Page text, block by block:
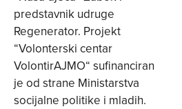
predstavnik udruge
Regenerator. Projekt
“Volonterski centar
VolontirAJMO“ sufinanciran
je od strane Ministarstva
socijalne politike i mladih.